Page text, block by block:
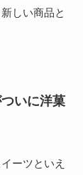
しい商品と
いに洋菓
ーツといえ